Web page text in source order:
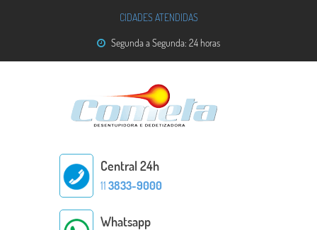
CIDADES ATENDIDAS
Segunda a Segunda: 24 horas
Central 24h
11 3833-9000
Whatsapp